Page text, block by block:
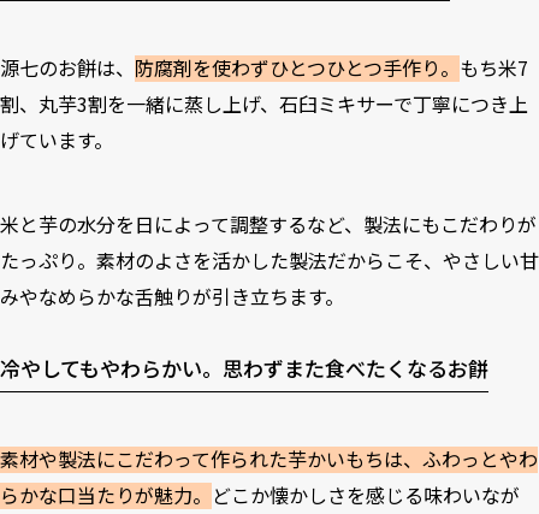
源七のお餅は、 防腐剤を使わずひとつひとつ手作り。 もち米7
割、丸芋3割を一緒に蒸し上げ、石臼ミキサーで丁寧につき上
げています。
米と芋の水分を日によって調整するなど、製法にもこだわりが
たっぷり。素材のよさを活かした製法だからこそ、やさしい甘
みやなめらかな舌触りが引き立ちます。
冷やしてもやわらかい。思わずまた食べたくなるお餅
素材や製法にこだわって作られた芋かいもちは、ふわっとやわ
らかな口当たりが魅力。 どこか懐かしさを感じる味わいなが